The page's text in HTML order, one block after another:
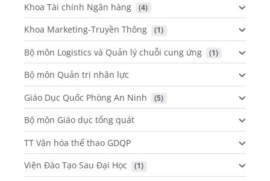
Khoa Tài chính Ngân hàng (4)
Khoa Marketing-Truyền Thông (1)
Bộ môn Logistics và Quản lý chuỗi cung ứng (1)
Bộ môn Quản trị nhân lực
Giáo Dục Quốc Phòng An Ninh
(5)
Bộ môn Giáo dục tổng quát
TT Văn hóa thể thao GDQP
Viện Đào Tạo Sau Đại Học
(1)